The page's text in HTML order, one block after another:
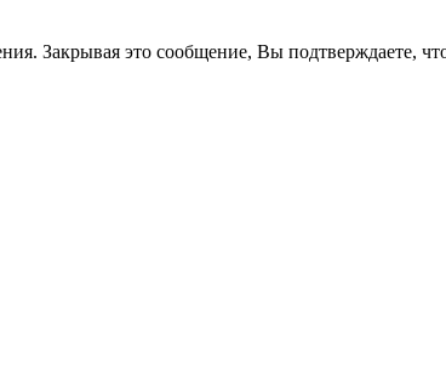
Закрывая это сообщение, Вы подтверждаете,